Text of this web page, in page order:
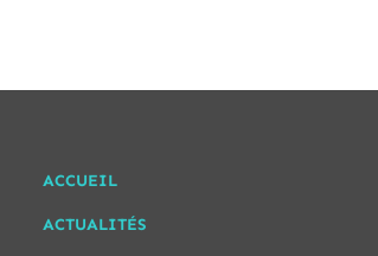
ACCUEIL
ACTUALITÉS